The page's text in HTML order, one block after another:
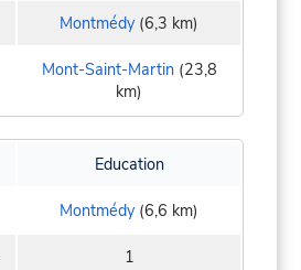
Montmédy (6,3 km)
Mont-Saint-Martin(23,8
km)
Education
Montmédy (6,6 km)
1